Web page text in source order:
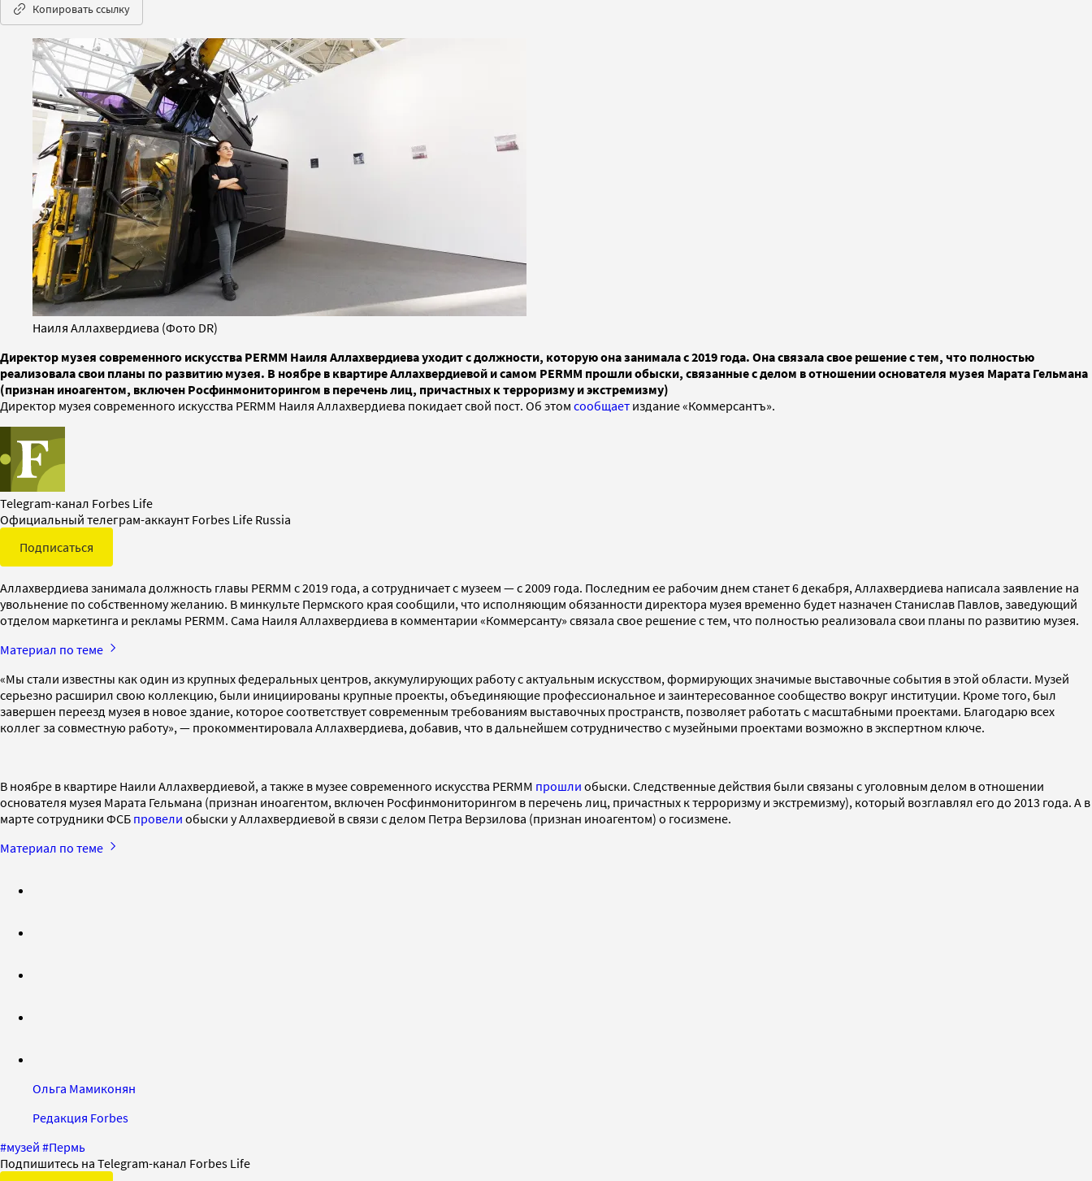
Копировать ссылку
Наиля Аллахвердиева (Фото DR)
Директор музея современного искусства PERMM Наиля Аллахвердиева уходит с должности, которую она занимала с 2019 года. Она связала свое решение с тем, что полностью
реализовала свои планы по развитию музея. В ноябре в квартире Аллахвердиевой и самом PERMM прошли обыски, связанные с делом в отношении основателя музея Марата Гельмана
(признан иноагентом, включен Росфинмониторингом в перечень лиц, причастных к терроризму и экстремизму)
Директор музея современного искусства PERMM Наиля Аллахвердиева покидает свой пост. Об этом сообщает издание «Коммерсантъ».
Telegram-канал Forbes Life
Официальный телеграм-аккаунт Forbes Life Russia
Подписаться
Аллахвердиева занимала должность главы PERMM с 2019 года, а сотрудничает с музеем — с 2009 года. Последним ее рабочим днем станет 6 декабря, Аллахвердиева написала заявление на
увольнение по собственному желанию. В минкульте Пермского края сообщили, что исполняющим обязанности директора музея временно будет назначен Станислав Павлов, заведующий
отделом маркетинга и рекламы PERMM. Сама Наиля Аллахвердиева в комментарии «Коммерсанту» связала свое решение с тем, что полностью реализовала свои планы по развитию музея.
Материал по теме
«Мы стали известны как один из крупных федеральных центров, аккумулирующих работу с актуальным искусством, формирующих значимые выставочные события в этой области. Музей
серьезно расширил свою коллекцию, были инициированы крупные проекты, объединяющие профессиональное и заинтересованное сообщество вокруг институции. Кроме того, был
завершен переезд музея в новое здание, которое соответствует современным требованиям выставочных пространств, позволяет работать с масштабными проектами. Благодарю всех
коллег за совместную работу», — прокомментировала Аллахвердиева, добавив, что в дальнейшем сотрудничество с музейными проектами возможно в экспертном ключе.
В ноябре в квартире Наили Аллахвердиевой, а также в музее современного искусства PERMM прошли обыски. Следственные действия были связаны с уголовным делом в отношении
основателя музея Марата Гельмана (признан иноагентом, включен Росфинмониторингом в перечень лиц, причастных к терроризму и экстремизму), который возглавлял его до 2013 года. А в
марте сотрудники ФСБ провели обыски у Аллахвердиевой в связи с делом Петра Верзилова (признан иноагентом) о госизмене.
Материал по теме
Ольга Мамиконян
Редакция Forbes
#музей #Пермь
Подпишитесь на Telegram-канал Forbes Life